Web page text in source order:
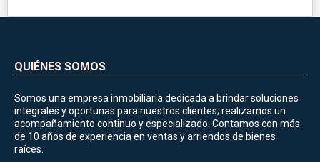
QUIÉNES SOMOS
Somos una empresa inmobiliaria dedicada a brindar soluciones
integrales y oportunas para nuestros clientes; realizamos un
acompañamiento continuo y especializado. Contamos con más
de 10 años de experiencia en ventas y arriendos de bienes
raíces.